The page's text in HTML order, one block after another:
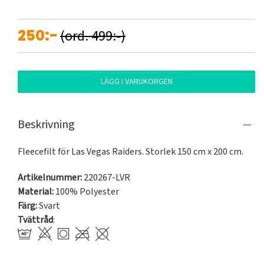
250:-(ord. 499:-)
LÄGG I VARUKORGEN
Beskrivning
Fleecefilt för Las Vegas Raiders. Storlek 150 cm x 200 cm.
Artikelnummer:220267-LVR
Material:100% Polyester
Färg:Svart
Tvättråd: